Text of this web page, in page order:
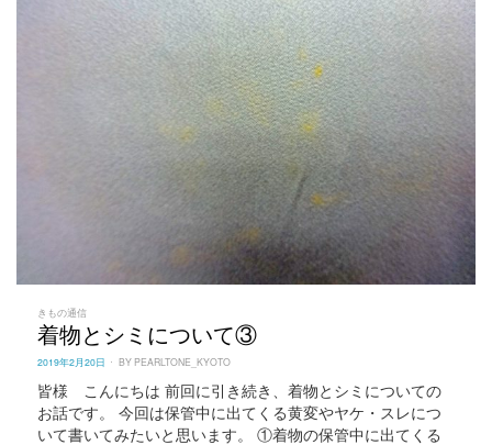
きもの通信
着物とシミについて③
POSTED
2019年2月20日 BY PEARLTONE_KYOTO
皆様 こんにちは 前回に引き続き、着物とシミについての
お話です。 今回は保管中に出てくる黄変やヤケ・スレにつ
いて書いてみたいと思います。 ①着物の保管中に出てくる